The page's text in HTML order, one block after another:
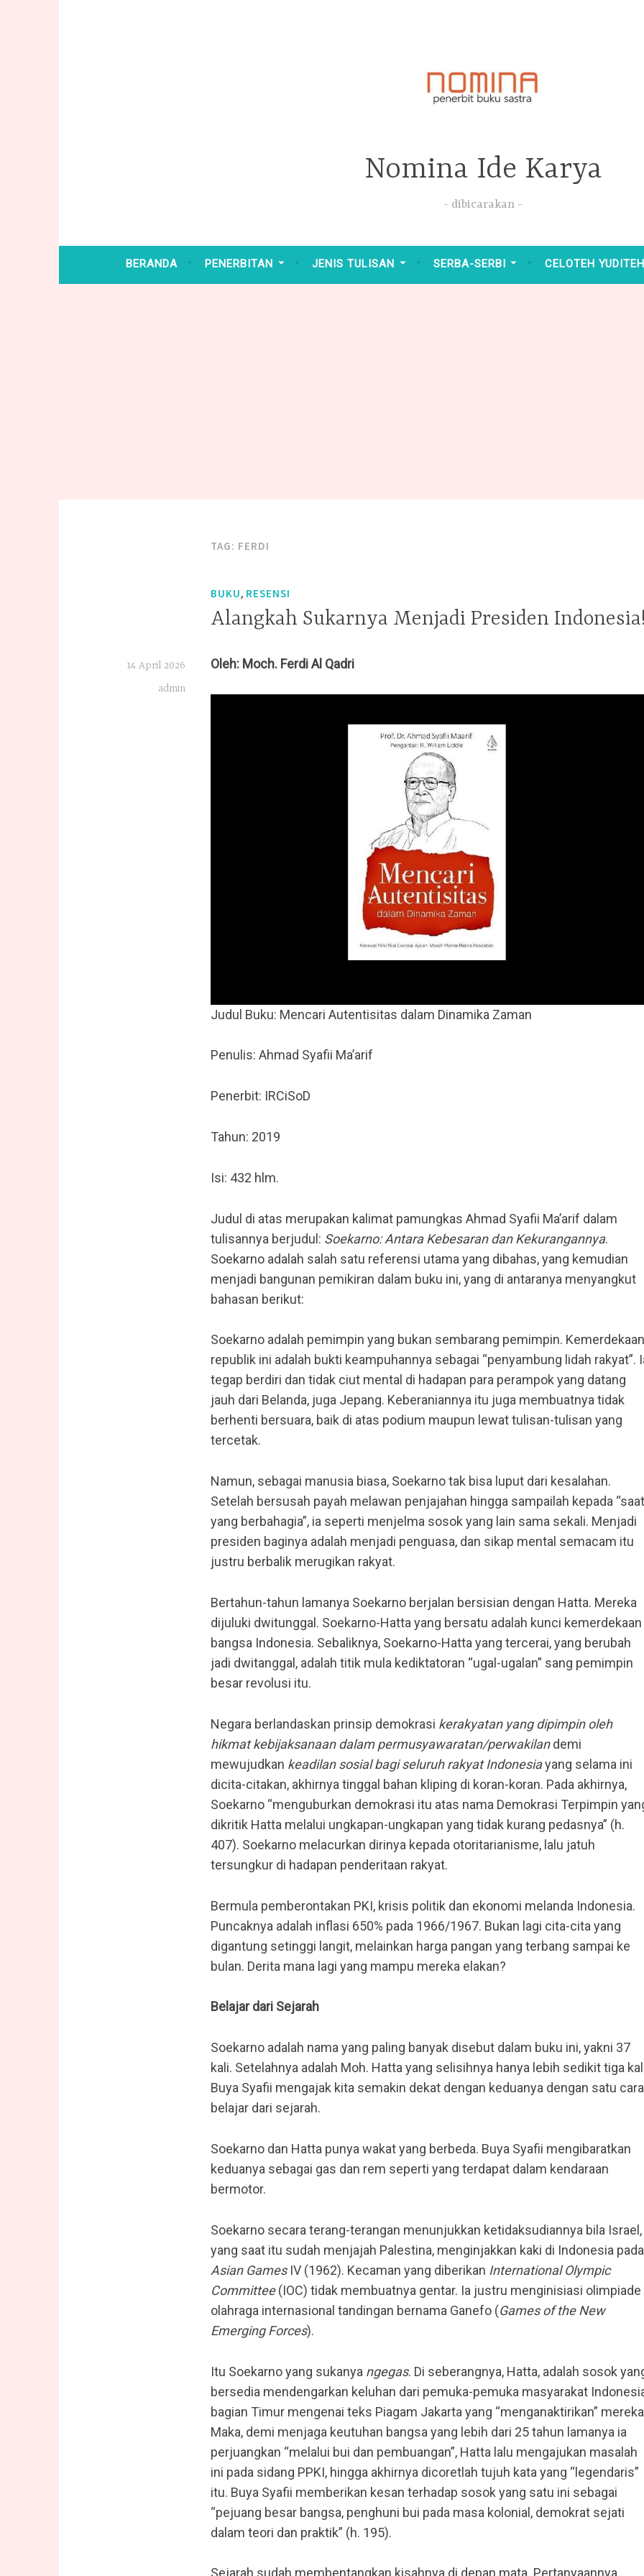
Nomina Ide Karya
dibicarakan
BERANDA PENERBITAN JENIS TULISAN SERBA-SERBI CELOTEH
TAG: FERDI
BUKU, RESENSI
Alangkah Sukarnya Menjadi Presiden
14 April 2026
admin
Oleh: Moch. Ferdi Al Qadri
Judul Buku: Mencari Autentisitas dalam Dinamika Zaman
Penulis: Ahmad Syafii Ma’arif
Penerbit: IRCiSoD
Tahun: 2019
Isi: 432 hlm.
Judul di atas merupakan kalimat pamungkas Ahmad Syafii Ma’arif dalam
tulisannya berjudul: Soekarno: Antara Kebesaran dan Kekurangannya.
Soekarno adalah salah satu referensi utama yang dibahas, yang kemudian
menjadi bangunan pemikiran dalam buku ini, yang di antaranya menyangkut
bahasan berikut:
Soekarno adalah pemimpin yang bukan sembarang pemimpin. Kemerdekaan
republik ini adalah bukti keampuhannya sebagai “penyambung lidah rakyat”.
tegap berdiri dan tidak ciut mental di hadapan para perampok yang datang
jauh dari Belanda, juga Jepang. Keberaniannya itu juga membuatnya tidak
berhenti bersuara, baik di atas podium maupun lewat tulisan-tulisan yang
tercetak.
Namun, sebagai manusia biasa, Soekarno tak bisa luput dari kesalahan.
Setelah bersusah payah melawan penjajahan hingga sampailah kepada “saat
yang berbahagia”, ia seperti menjelma sosok yang lain sama sekali. Menjadi
presiden baginya adalah menjadi penguasa, dan sikap mental semacam itu
justru berbalik merugikan rakyat.
Bertahun-tahun lamanya Soekarno berjalan bersisian dengan Hatta. Mereka
dijuluki dwitunggal. Soekarno-Hatta yang bersatu adalah kunci kemerdekaan
bangsa Indonesia. Sebaliknya, Soekarno-Hatta yang tercerai, yang berubah
jadi dwitanggal, adalah titik mula kediktatoran “ugal-ugalan” sang pemimpin
besar revolusi itu.
Negara berlandaskan prinsip demokrasi kerakyatan yang dipimpin oleh
hikmat kebijaksanaan dalam permusyawaratan/perwakilandemi
mewujudkan keadilan sosial bagi seluruh rakyat Indonesiayang selama ini
dicita-citakan, akhirnya tinggal bahan kliping di koran-koran. Pada akhirnya,
Soekarno “menguburkan demokrasi itu atas nama Demokrasi Terpimpin
dikritik Hatta melalui ungkapan-ungkapan yang tidak kurang pedasnya” (h.
407). Soekarno melacurkan dirinya kepada otoritarianisme, lalu jatuh
tersungkur di hadapan penderitaan rakyat.
Bermula pemberontakan PKI, krisis politik dan ekonomi melanda Indonesia.
Puncaknya adalah inflasi 650% pada 1966/1967. Bukan lagi cita-cita yang
digantung setinggi langit, melainkan harga pangan yang terbang sampai ke
bulan. Derita mana lagi yang mampu mereka elakan?
Belajar dari Sejarah
Soekarno adalah nama yang paling banyak disebut dalam buku ini, yakni 37
kali. Setelahnya adalah Moh. Hatta yang selisihnya hanya lebih sedikit tiga
Buya Syafii mengajak kita semakin dekat dengan keduanya dengan satu
belajar dari sejarah.
Soekarno dan Hatta punya wakat yang berbeda. Buya Syafii mengibaratkan
keduanya sebagai gas dan rem seperti yang terdapat dalam kendaraan
bermotor.
Soekarno secara terang-terangan menunjukkan ketidaksudiannya bila Israel,
yang saat itu sudah menjajah Palestina, menginjakkan kaki di Indonesia pada
Asian GamesIV (1962). Kecaman yang diberikan International Olympic
Committee(IOC) tidak membuatnya gentar. Ia justru menginisiasi olimpiade
olahraga internasional tandingan bernama Ganefo (Games of the New
Emerging Forces).
Itu Soekarno yang sukanya ngegas. Di seberangnya, Hatta, adalah sosok
bersedia mendengarkan keluhan dari pemuka-pemuka masyarakat
bagian Timur mengenai teks Piagam Jakarta yang “menganaktirikan”
Maka, demi menjaga keutuhan bangsa yang lebih dari 25 tahun lamanya ia
perjuangkan “melalui bui dan pembuangan”, Hatta lalu mengajukan masalah
ini pada sidang PPKI, hingga akhirnya dicoretlah tujuh kata yang “legendaris”
itu. Buya Syafii memberikan kesan terhadap sosok yang satu ini sebagai
“pejuang besar bangsa, penghuni bui pada masa kolonial, demokrat sejati
dalam teori dan praktik” (h. 195).